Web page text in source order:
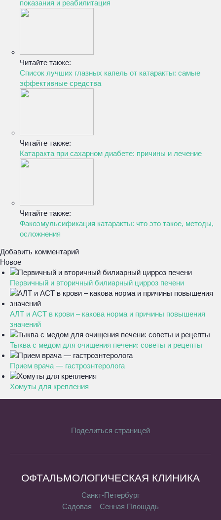
показания и реабилитация
Читайте также:
Список лучших глазных капель от катаракты: самые
эффективные средства
Читайте также:
Катаракта при сахарном диабете: причины и лечение
Читайте также:
Факоэмульсификация катаракты: что это такое, методы,
осложнения
Добавить комментарий
Новое
Первичный и вторичный билиарный цирроз печени
АЛТ и АСТ в крови – какова норма и причины повышения
значений
Тыква с медом для очищения печени: советы и рецепты
Прием врача — гастроэнтеролога
Хомуты для крепления
Поделиться страницей
ОФТАЛЬМОЛОГИЧЕСКАЯ КЛИНИКА
Санкт-Петербург
Садовая
Сенная Площадь